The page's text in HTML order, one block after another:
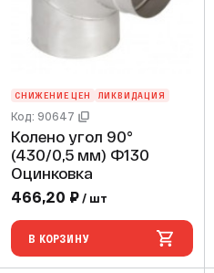
СНИЖЕНИЕ ЦЕН ЛИКВИДАЦИЯ
Код: 90647
Колено угол 90°
(430/0,5 мм) Ф130
Оцинковка
466,20 ₽ / шт
В КОРЗИНУ